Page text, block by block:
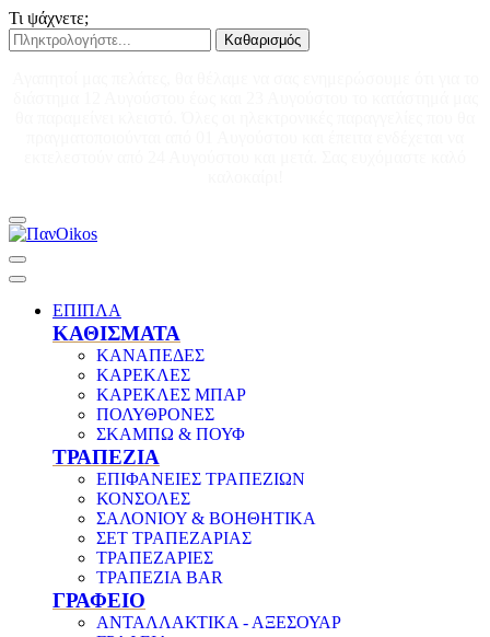
Τι ψάχνετε;
Καθαρισμός
ΕΠΙΠΛΑ
ΚΑΘΙΣΜΑΤΑ
ΚΑΝΑΠΕΔΕΣ
ΚΑΡΕΚΛΕΣ
ΚΑΡΕΚΛΕΣ ΜΠΑΡ
ΠΟΛΥΘΡΟΝΕΣ
ΣΚΑΜΠΩ & ΠΟΥΦ
ΤΡΑΠΕΖΙΑ
ΕΠΙΦΑΝΕΙΕΣ ΤΡΑΠΕΖΙΩΝ
ΚΟΝΣΟΛΕΣ
ΣΑΛΟΝΙΟΥ & ΒΟΗΘΗΤΙΚΑ
ΣΕΤ ΤΡΑΠΕΖΑΡΙΑΣ
ΤΡΑΠΕΖΑΡΙΕΣ
ΤΡΑΠΕΖΙΑ BAR
ΓΡΑΦΕΙΟ
ΑΝΤΑΛΛΑΚΤΙΚΑ - ΑΞΕΣΟΥΑΡ